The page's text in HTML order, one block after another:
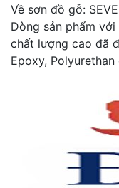
Về sơn đồ gỗ:
Dòng sản phẩm
chất lượng cao đã
Epoxy,